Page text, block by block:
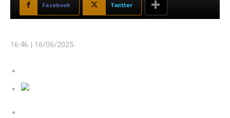
Facebook Twitter
16:46 | 16/06/2025